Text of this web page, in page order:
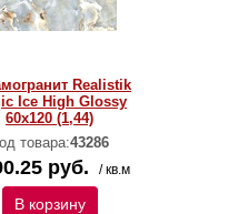
Realistik
Ice High Glossy
60х120 (1,44)
товара:43286
руб. / кв.м
В корзину